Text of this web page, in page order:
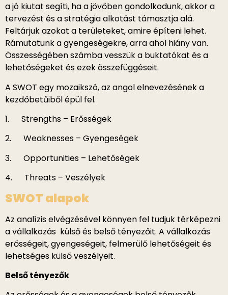
a jó kiutat segíti, ha a jövőben gondolkodunk, akkor a
tervezést és a stratégia alkotást támasztja alá.
Feltárjuk azokat a területeket, amire építeni lehet.
Rámutatunk a gyengeségekre, arra ahol hiány van.
Összességében számba vesszük a buktatókat és a
lehetőségeket és ezek összefüggéseit.
A SWOT egy mozaikszó, az angol elnevezésének a
kezdőbetűiből épül fel.
1. Strengths – Erősségek
2. Weaknesses – Gyengeségek
3. Opportunities – Lehetőségek
4. Threats – Veszélyek
SWOT alapok
Az analízis elvégzésével könnyen fel tudjuk térképezni
a vállalkozás külső és belső tényezőit. A vállalkozás
erősségeit, gyengeségeit, felmerülő lehetőségeit és
lehetséges külső veszélyeit.
Belső tényezők